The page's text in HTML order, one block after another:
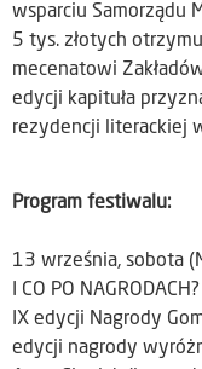
wsparciu Samorządu
5 tys. złotych
mecenatowi
edycji kapituła
rezydencji literackiej
Program festiwalu:
13 września, sobota
I CO PO
IX edycji Nagrody
edycji nagrody